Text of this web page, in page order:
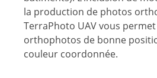
la production de photos
TerraPhoto UAV vous
orthophotos de bonne
couleur coordonnée.